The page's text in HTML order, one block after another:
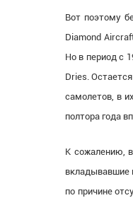
Вот поэтому
Diamond
Но в период с
Dries.
самолетов, в
полтора года
К сожалению,
вкладывавшие
по причине